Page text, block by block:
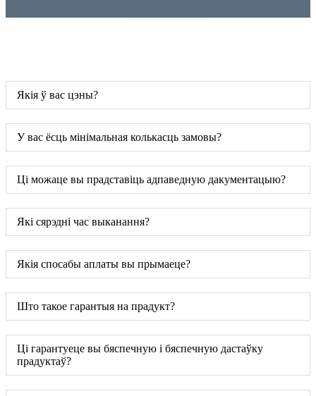
Якія ў вас цэны?
У вас ёсць мінімальная колькасць замовы?
Ці можаце вы прадставіць адпаведную дакументацыю?
Які сярэдні час выканання?
Якія спосабы аплаты вы прымаеце?
Што такое гарантыя на прадукт?
Ці гарантуеце вы бяспечную і бяспечную дастаўку
прадуктаў?